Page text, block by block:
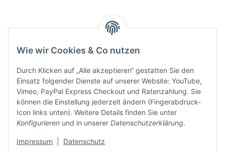
Wie wir Cookies & Co nutzen
Durch Klicken auf „Alle akzeptieren“ gestatten Sie den
Einsatz folgender Dienste auf unserer Website: YouTube,
Vimeo, PayPal Express Checkout und Ratenzahlung. Sie
können die Einstellung jederzeit ändern (Fingerabdruck-
Icon links unten). Weitere Details finden Sie unter
Konfigurieren und in unserer Datenschutzerklärung.
Impressum Datenschutz
Key:
Gesetzliche Informationen